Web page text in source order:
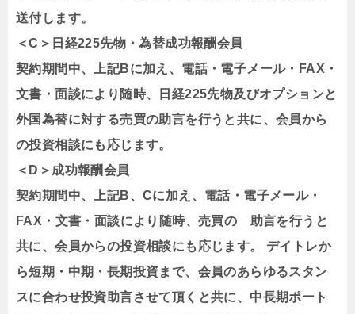
送付します。
＜C＞日経225先物・為替成功報酬会員
契約期間中、上記Bに加え、電話・電子メール・FAX・
文書・面談により随時、日経225先物及びオプションと
外国為替に対する売買の助言を行うと共に、会員から
の投資相談にも応じます。
＜D＞成功報酬会員
契約期間中、上記B、Cに加え、電話・電子メール・
FAX・文書・面談により随時、売買の 助言を行うと
共に、会員からの投資相談にも応じます。 デイトレか
ら短期・中期・長期投資まで、会員のあらゆるスタン
スに合わせ投資助言させて頂くと共に、中長期ポート